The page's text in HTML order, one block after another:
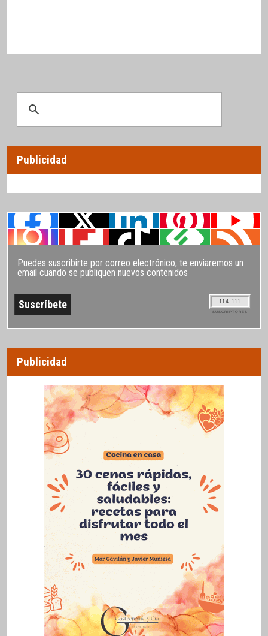
Publicidad
Puedes suscribirte por correo electrónico, te enviaremos un
email cuando se publiquen nuevos contenidos
114.111
SUSCRIPTORES
Publicidad